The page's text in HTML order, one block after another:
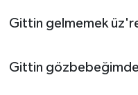
Gittin gelmemek
Gittin